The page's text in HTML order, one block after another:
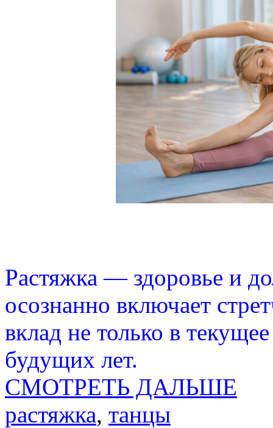
Растяжка — здоровье и
осознанно включает
вклад не только в
будущих лет.
СМОТРЕТЬ ДАЛЬШЕ
растяжка, танцы